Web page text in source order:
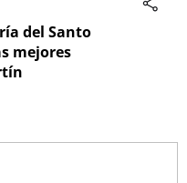
del Santo
mejores